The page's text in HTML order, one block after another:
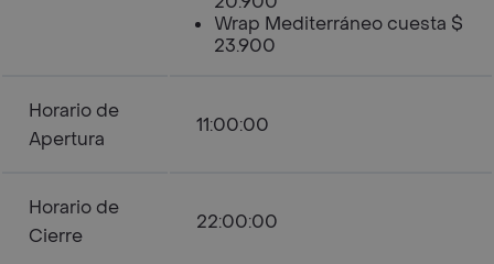
Wrap Mediterráneo cuesta $
23.900
Horario de
Apertura
11:00:00
Horario de
Cierre
22:00:00